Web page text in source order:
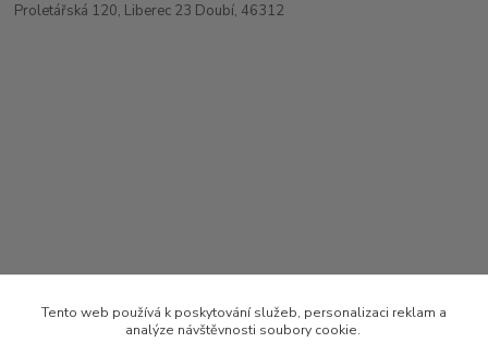
Proletářská 120, Liberec 23 Doubí, 46312
Tento web používá k poskytování služeb, personalizaci reklam a
analýze návštěvnosti soubory cookie.